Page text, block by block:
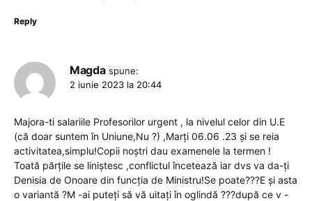
Reply
Magda spune:
2 iunie 2023 la 20:44
Majora-ti salariile Profesorilor urgent , la nivelul celor din U.E
(că doar suntem în Uniune,Nu ?) ,Marți 06.06 .23 și se reia
activitatea,simplu!Copii noștri dau examenele la termen !
Toată părțile se liniștesc ,conflictul încetează iar dvs va da-ți
Denisia de Onoare din funcția de Ministru!Se poate???E și asta
o variantă ?M -ai puteți să vă uitați în oglindă ???după ce v -